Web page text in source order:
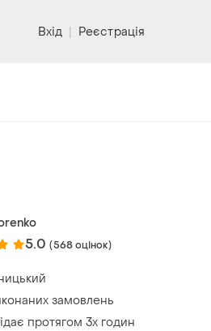
Вхід | Реєстрація
5.0 (568 оцінок)
замовлень
протягом 3х годин